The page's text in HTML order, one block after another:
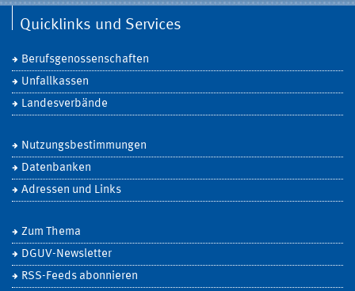
Quicklinks und Services
Berufsgenossenschaften
Unfallkassen
Landesverbände
Nutzungsbestimmungen
Datenbanken
Adressen und Links
Zum Thema
DGUV-Newsletter
RSS-Feeds abonnieren